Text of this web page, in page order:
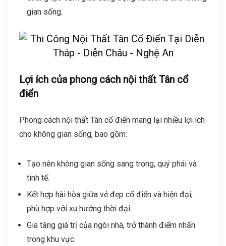
gian sống.
Lợi ích của phong cách nội thất Tân cổ
điển
Phong cách nội thất Tân cổ điển mang lại nhiều lợi ích
cho không gian sống, bao gồm:
Tạo nên không gian sống sang trọng, quý phái và
tinh tế.
Kết hợp hài hòa giữa vẻ đẹp cổ điển và hiện đại,
phù hợp với xu hướng thời đại.
Gia tăng giá trị của ngôi nhà, trở thành điểm nhấn
trong khu vực.